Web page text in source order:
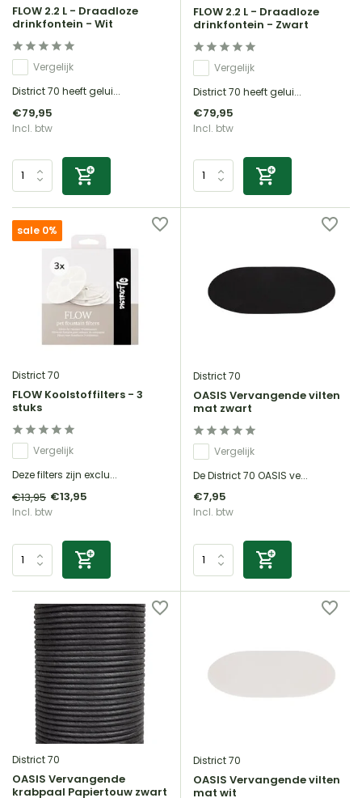
FLOW 2.2 L - Draadloze
drinkfontein - Wit
Vergelijk
District 70 heeft gelui...
€79,95
Incl. btw
FLOW 2.2 L - Draadloze
drinkfontein - Zwart
Vergelijk
District 70 heeft gelui...
€79,95
Incl. btw
sale 0%
District 70
FLOW Koolstoffilters - 3
stuks
Vergelijk
Deze filters zijn exclu...
€13,95 €13,95
Incl. btw
District 70
OASIS Vervangende vilten
mat zwart
Vergelijk
De District 70 OASIS ve...
€7,95
Incl. btw
District 70
OASIS Vervangende
krabpaal Papiertouw zwart
District 70
OASIS Vervangende vilten
mat wit